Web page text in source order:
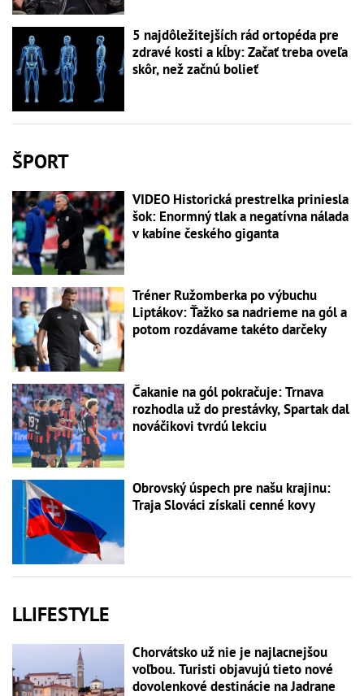
5 najdôležitejších rád ortopéda pre
zdravé kosti a kĺby: Začať treba oveľa
skôr, než začnú bolieť
ŠPORT
VIDEO Historická prestrelka priniesla
šok: Enormný tlak a negatívna nálada
v kabíne českého giganta
Tréner Ružomberka po výbuchu
Liptákov: Ťažko sa nadrieme na gól a
potom rozdávame takéto darčeky
Čakanie na gól pokračuje: Trnava
rozhodla už do prestávky, Spartak dal
nováčikovi tvrdú lekciu
Obrovský úspech pre našu krajinu:
Traja Slováci získali cenné kovy
LLIFESTYLE
Chorvátsko už nie je najlacnejšou
voľbou. Turisti objavujú tieto nové
dovolenkové destinácie na Jadrane